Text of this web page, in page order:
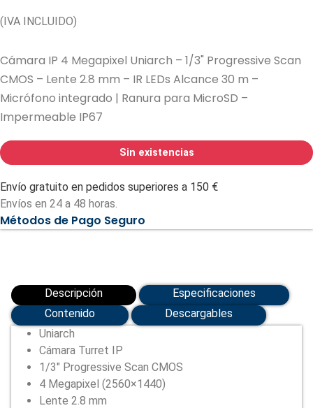
(IVA INCLUIDO)
Cámara IP 4 Megapixel Uniarch – 1/3" Progressive Scan
CMOS – Lente 2.8 mm – IR LEDs Alcance 30 m –
Micrófono integrado | Ranura para MicroSD –
Impermeable IP67
Sin existencias
Envío gratuito en pedidos superiores a 150 €
Envíos en 24 a 48 horas.
Métodos de Pago Seguro
Descripción
Especificaciones
Contenido
Descargables
Uniarch
Cámara Turret IP
1/3″ Progressive Scan CMOS
4 Megapixel (2560×1440)
Lente 2.8 mm